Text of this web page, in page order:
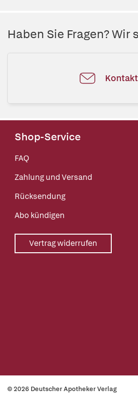
Haben Sie Fragen?
Kontakt
Shop-Service
FAQ
Zahlung und Versand
Rücksendung
Abo kündigen
Vertrag widerrufen
© 2026 Deutscher Apotheker Verlag